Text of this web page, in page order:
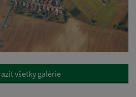
všetky galérie